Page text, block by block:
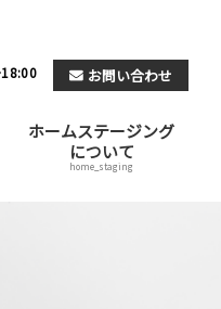
お問い合わせ
ホームステージング
について
home_staging